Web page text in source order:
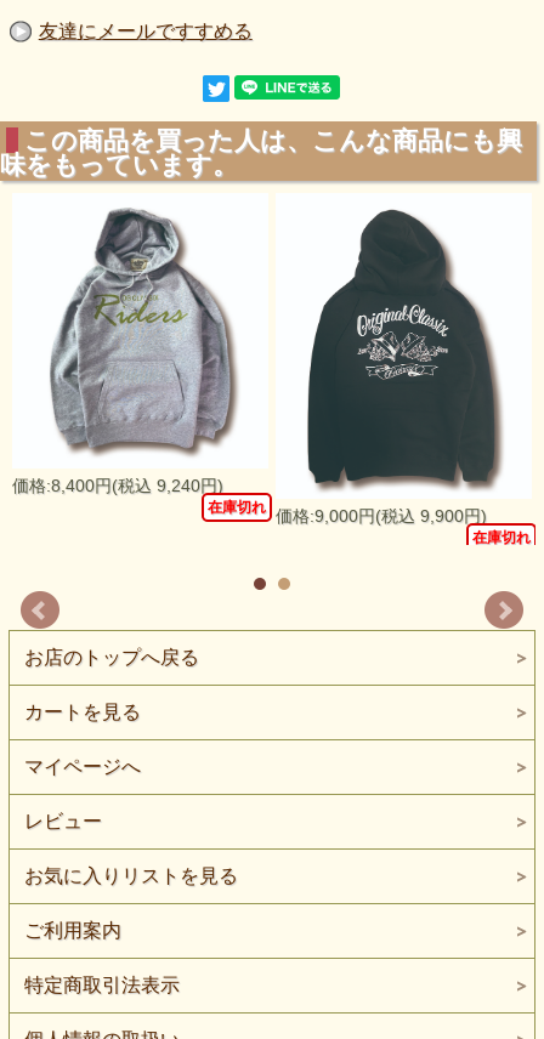
友達にメールですすめる
この商品を買った人は、こんな商品にも興
味をもっています。
価格:8,400円(税込 9,240円)
在庫切れ
価格:9,000円(税込 9,900円)
在庫切れ
お店のトップへ戻る
カートを見る
マイページへ
レビュー
お気に入りリストを見る
ご利用案内
特定商取引法表示